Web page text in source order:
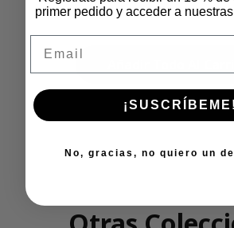
primer pedido y acceder a
¡SUSCRÍBEME!
No, gracias, no quiero un